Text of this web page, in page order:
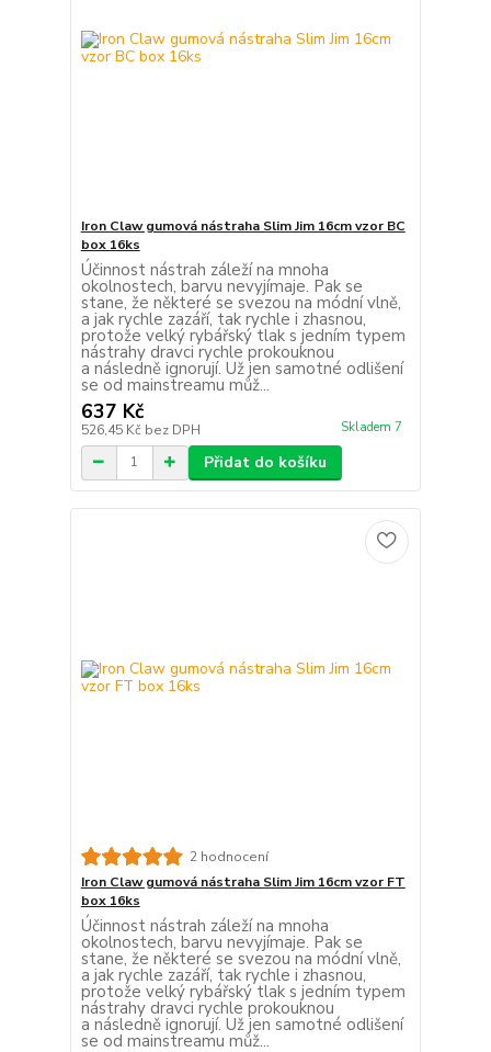
Iron Claw gumová nástraha Slim Jim 16cm vzor BC
box 16ks
Účinnost nástrah záleží na mnoha
okolnostech, barvu nevyjímaje. Pak se
stane, že některé se svezou na módní vlně,
a jak rychle zazáří, tak rychle i zhasnou,
protože velký rybářský tlak s jedním typem
nástrahy dravci rychle prokouknou
a následně ignorují. Už jen samotné odlišení
se od mainstreamu můž...
637 Kč
526,45 Kč bez DPH Skladem 7
Přidat do košíku
2 hodnocení
Iron Claw gumová nástraha Slim Jim 16cm vzor FT
box 16ks
Účinnost nástrah záleží na mnoha
okolnostech, barvu nevyjímaje. Pak se
stane, že některé se svezou na módní vlně,
a jak rychle zazáří, tak rychle i zhasnou,
protože velký rybářský tlak s jedním typem
nástrahy dravci rychle prokouknou
a následně ignorují. Už jen samotné odlišení
se od mainstreamu můž...